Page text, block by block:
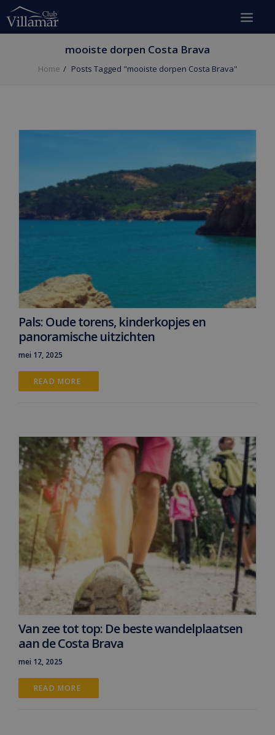
mooiste dorpen Costa Brava
Home Posts Tagged "mooiste dorpen Costa Brava"
Pals: Oude torens, kinderkopjes en
panoramische uitzichten
mei 17, 2025
READ MORE
Van zee tot top: De beste wandelplaatsen
aan de Costa Brava
mei 12, 2025
READ MORE